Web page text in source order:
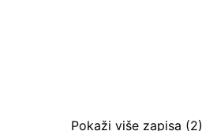
Pokaži više zapisa (2)